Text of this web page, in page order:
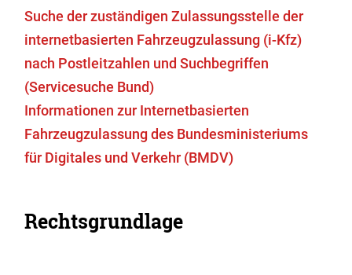
Suche der zuständigen Zulassungsstelle der
internetbasierten Fahrzeugzulassung (i-Kfz)
nach Postleitzahlen und Suchbegriffen
(Servicesuche Bund)
Informationen zur Internetbasierten
Fahrzeugzulassung des Bundesministeriums
für Digitales und Verkehr (BMDV)
Rechtsgrundlage